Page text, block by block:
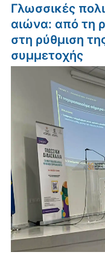
Γλωσσικές
αιώνα: από τη
στη ρύθμιση
συμμετοχής